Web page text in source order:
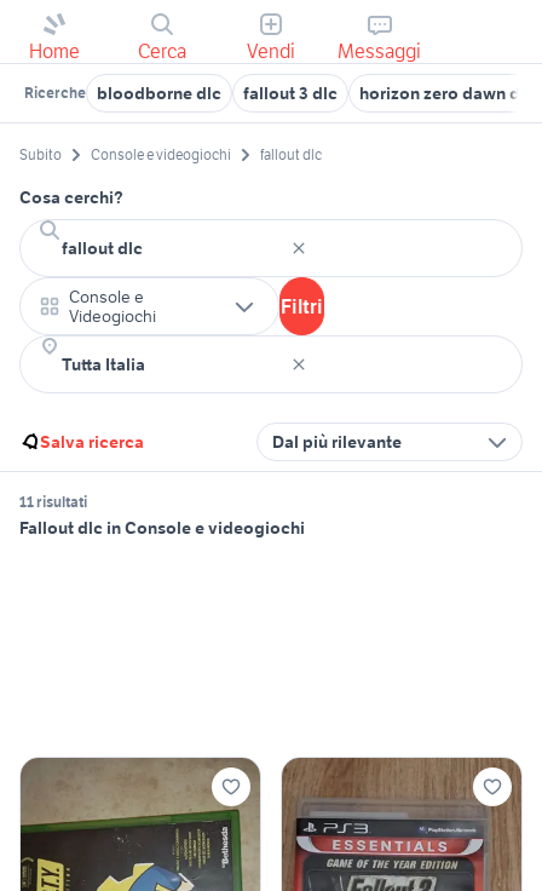
Home Cerca Vendi Messaggi
Ricerche bloodborne dlc fallout 3 dlc horizon zero dawn dlc
Subito Console e videogiochi fallout dlc
Cosa cerchi?
Console e
Videogiochi
Filtri
Salva ricerca Dal più rilevante
11 risultati
Fallout dlc in Console e videogiochi